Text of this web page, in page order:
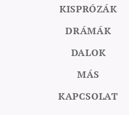
KISPRÓZÁK
DRÁMÁK
DALOK
MÁS
KAPCSOLAT